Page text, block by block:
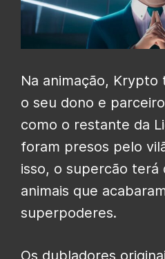
Na animação,
o seu dono e
como o restante da
foram presos pelo
isso, o supercão
animais que
superpoderes.
Os dubladores